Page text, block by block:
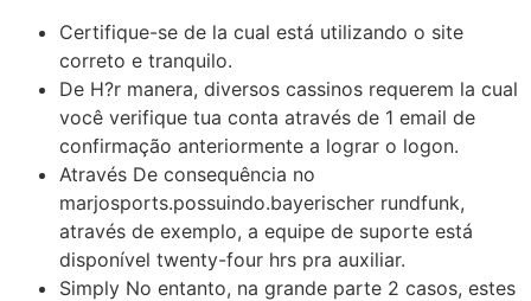
Certifique-se de la cual está utilizando o site
correto e tranquilo.
De H?r manera, diversos cassinos requerem la cual
você verifique tua conta através de 1 email de
confirmação anteriormente a lograr o logon.
Através De consequência no
marjosports.possuindo.bayerischer rundfunk,
através de exemplo, a equipe de suporte está
disponível twenty-four hrs pra auxiliar.
Simply No entanto, na grande parte 2 casos, estes